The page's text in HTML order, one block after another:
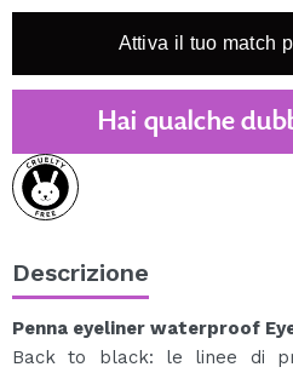
Attiva il tuo match
Hai qualche
Descrizione
Penna eyeliner waterproof
Back to black: le linee di